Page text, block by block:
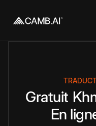
Gratuit
En